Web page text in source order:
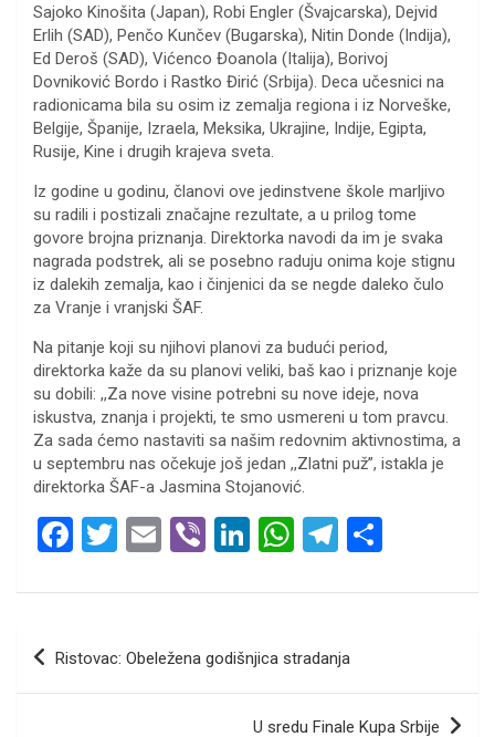
Sajoko Kinošita (Japan), Robi Engler (Švajcarska), Dejvid
Erlih (SAD), Penčo Kunčev (Bugarska), Nitin Donde (Indija),
Ed Deroš (SAD), Vićenco Đoanola (Italija), Borivoj
Dovniković Bordo i Rastko Đirić (Srbija). Deca učesnici na
radionicama bila su osim iz zemalja regiona i iz Norveške,
Belgije, Španije, Izraela, Meksika, Ukrajine, Indije, Egipta,
Rusije, Kine i drugih krajeva sveta.
Iz godine u godinu, članovi ove jedinstvene škole marljivo
su radili i postizali značajne rezultate, a u prilog tome
govore brojna priznanja. Direktorka navodi da im je svaka
nagrada podstrek, ali se posebno raduju onima koje stignu
iz dalekih zemalja, kao i činjenici da se negde daleko čulo
za Vranje i vranjski ŠAF.
Na pitanje koji su njihovi planovi za budući period,
direktorka kaže da su planovi veliki, baš kao i priznanje koje
su dobili: ,,Za nove visine potrebni su nove ideje, nova
iskustva, znanja i projekti, te smo usmereni u tom pravcu.
Za sada ćemo nastaviti sa našim redovnim aktivnostima, a
u septembru nas očekuje još jedan ,,Zlatni puž”, istakla je
direktorka ŠAF-a Jasmina Stojanović.
F
ce
o
T
tt
er
E
ail
Vi
er
Li
ke
dI
n
W
at
A
p
T
e
gr
a
m
ar
Кретање
Ristovac: Obeležena godišnjica stradanja
U sredu Finale Kupa Srbije